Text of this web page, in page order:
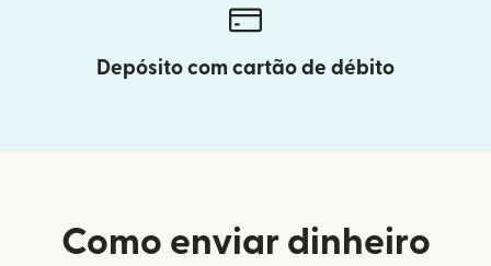
Depósito com cartão de débito
Como enviar dinheiro